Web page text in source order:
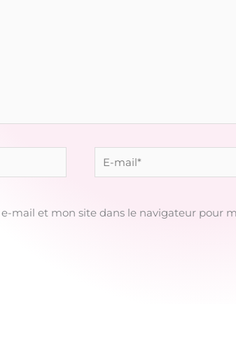
E-
mail*
mail et mon site dans le navigateur pour